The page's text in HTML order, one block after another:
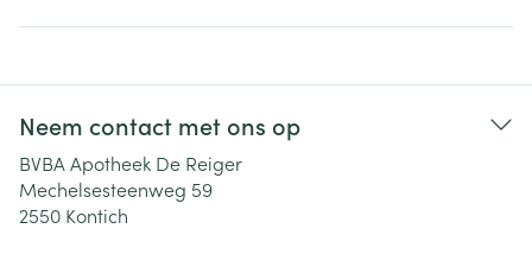
Neem contact met ons op
BVBA Apotheek De Reiger
Mechelsesteenweg 59
2550 Kontich